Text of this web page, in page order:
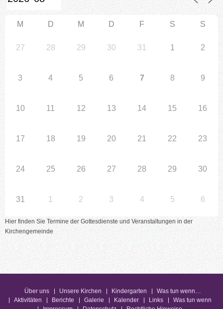
M D M D F S S
27 28 29 30 31 1 2
3 4 5 6 7 8 9
10 11 12 13 14 15 16
17 18 19 20 21 22 23
24 25 26 27 28 29 30
31 1 2 3 4 5 6
Hier finden Sie Termine der Gottesdienste und Veranstaltungen in der
Kirchengemeinde
Über uns Unsere Kirchen Kindergarten
Was tun wenn…
Aktivitäten
Berichte Galerie Kalender Links
Was tun wenn